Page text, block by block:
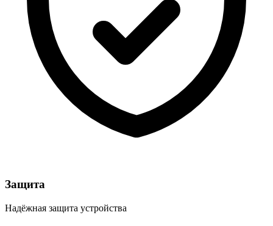
Защита
Надёжная защита устройства